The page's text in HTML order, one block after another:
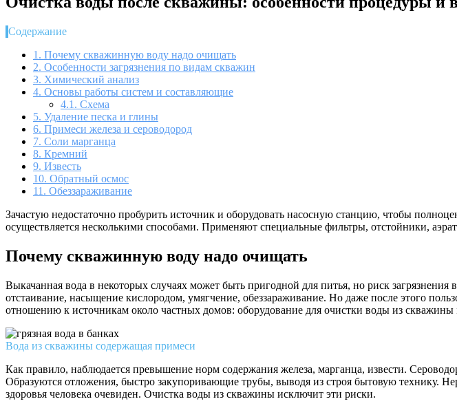
Содержание
1. Почему скважинную воду надо очищать
2. Особенности загрязнения по видам скважин
3. Химический анализ
4. Основы работы систем и составляющие
4.1. Схема
5. Удаление песка и глины
6. Примеси железа и сероводород
7. Соли марганца
8. Кремний
9. Известь
10. Обратный осмос
11. Обеззараживание
Зачастую недостаточно пробурить источник и оборудовать насосную станцию, чтобы
осуществляется несколькими способами. Применяют специальные фильтры, отстойники,
Почему скважинную воду надо очищать
Выкачанная вода в некоторых случаях может быть пригодной для питья, но риск загрязнения
отстаивание, насыщение кислородом, умягчение, обеззараживание. Но даже после этого
отношению к источникам около частных домов: оборудование для очистки воды из скважины
Вода из скважины содержащая примеси
Как правило, наблюдается превышение норм содержания железа, марганца, извести.
Образуются отложения, быстро закупоривающие трубы, выводя из строя бытовую технику.
здоровья человека очевиден. Очистка воды из скважины исключит эти риски.